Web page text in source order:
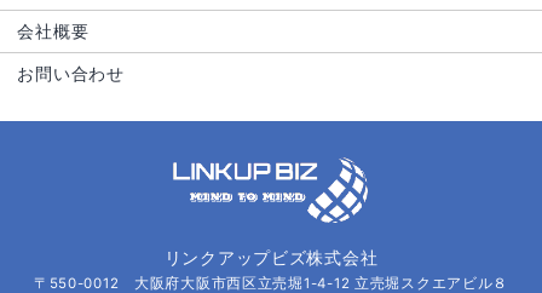
会社概要
お問い合わせ
リンクアップビズ株式会社
〒550-0012 大阪府大阪市西区立売堀1-4-12 立売堀スクエアビル８